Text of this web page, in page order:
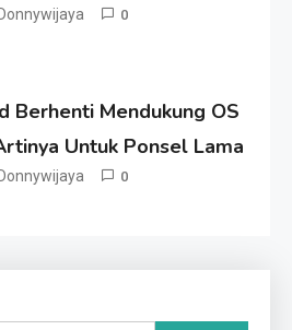
Donnywijaya 0
Berhenti Mendukung OS
Untuk Ponsel Lama
Donnywijaya 0